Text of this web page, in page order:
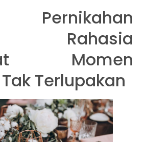
Pernikahan
Rahasia
Momen
Terlupakan